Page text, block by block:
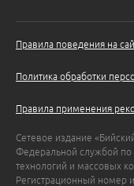
Правила поведения на
Политика обработки
Правила применения
Сетевое издание
Федеральной службой
технологий и массовых
Регистрационный номер